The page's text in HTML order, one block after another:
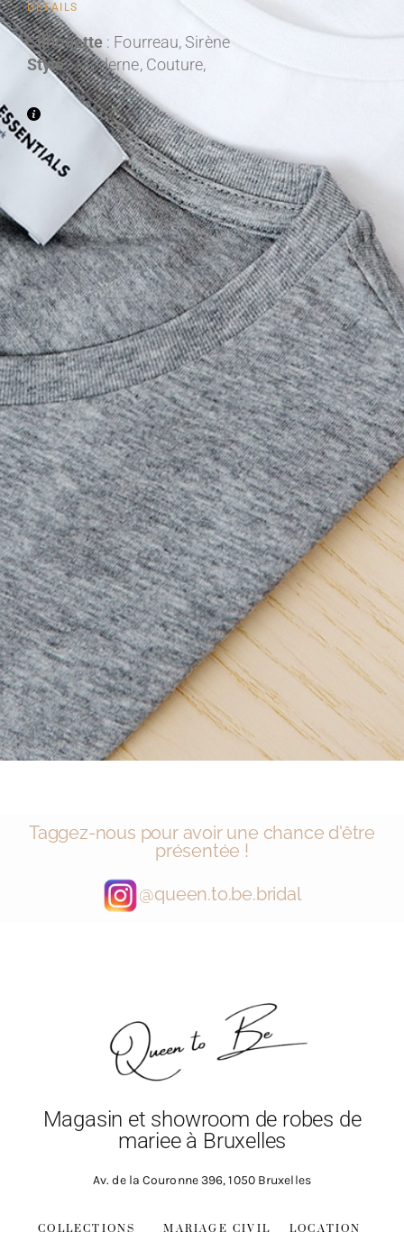
DETAILS
Silhouette : Fourreau, Sirène
Style: Moderne, Couture,
Entre 1300€ et 2000€ TTC
Entre 2000€ et 2500€ TTC
Entre 2500€ et 3000€ TTC
Entre 3000€ et 3500€ TTC
Taggez-nous pour avoir une chance d'être
présentée !
@queen.to.be.bridal
Magasin et showroom de robes de
mariee à Bruxelles
Av. de la Couronne 396, 1050 Bruxelles
COLLECTIONS MARIAGE CIVIL LOCATION